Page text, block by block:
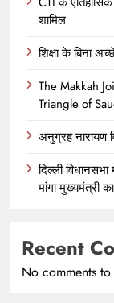
शामिल
शिक्षा के बिना
The Makkah
Triangle of
अनुग्रह नारायण
दिल्ली
मांगा मुख्यमंत्री
Recent
No comments to